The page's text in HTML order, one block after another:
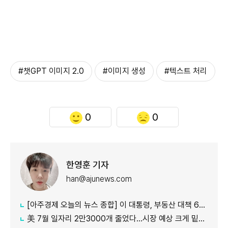
#챗GPT 이미지 2.0 #이미지 생성 #텍스트 처리
0 0
한영훈 기자
han@ajunews.com
[아주경제 오늘의 뉴스 종합] 이 대통령, 부동산 대책 6시간 점검…"기존 방식 벗어나 과감히 실행" 外
美 7월 일자리 2만3000개 줄었다…시장 예상 크게 밑돈 '고용 쇼크'